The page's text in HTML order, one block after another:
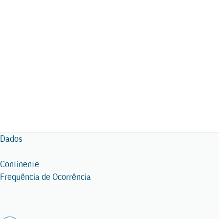
Dados
Continente
Frequência de Ocorrência